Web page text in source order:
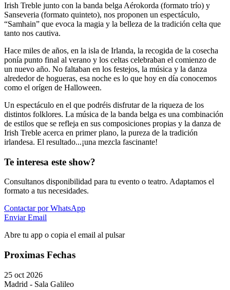
Irish Treble junto con la banda belga Aérokorda (formato trío) y
Sanseveria (formato quinteto), nos proponen un espectáculo,
“Samhain” que evoca la magia y la belleza de la tradición celta que
tanto nos cautiva.
Hace miles de años, en la isla de Irlanda, la recogida de la cosecha
ponía punto final al verano y los celtas celebraban el comienzo de
un nuevo año. No faltaban en los festejos, la música y la danza
alrededor de hogueras, esa noche es lo que hoy en día conocemos
como el orígen de Halloween.
Un espectáculo en el que podréis disfrutar de la riqueza de los
distintos folklores. La música de la banda belga es una combinación
de estilos que se refleja en sus composiciones propias y la danza de
Irish Treble acerca en primer plano, la pureza de la tradición
irlandesa. El resultado...¡una mezcla fascinante!
Te interesa este show?
Consultanos disponibilidad para tu evento o teatro. Adaptamos el
formato a tus necesidades.
Contactar por WhatsApp
Enviar Email
Abre tu app o copia el email al pulsar
Proximas Fechas
25 oct 2026
Madrid - Sala Galileo